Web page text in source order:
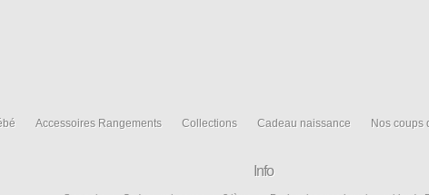
Accessoires Rangements Collections Cadeau naissance Nos coups
Info